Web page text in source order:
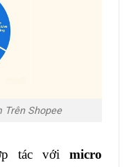
Trên Shopee
tác với micro